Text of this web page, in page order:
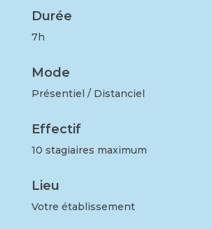
Durée
7h
Mode
Présentiel / Distanciel
Effectif
10 stagiaires maximum
Lieu
Votre établissement